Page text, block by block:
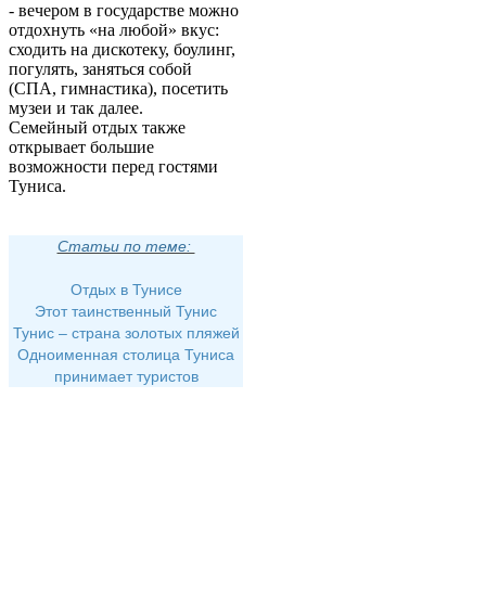
- вечером в государстве можно
отдохнуть «на любой» вкус:
сходить на дискотеку, боулинг,
погулять, заняться собой
(СПА, гимнастика), посетить
музеи и так далее.
Семейный отдых также
открывает большие
возможности перед гостями
Туниса.
Статьи по теме:
Отдых в Тунисе
Этот таинственный Тунис
Тунис – страна золотых пляжей
Одноименная столица Туниса
принимает туристов